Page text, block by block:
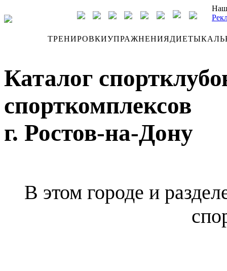
ТРЕНИРОВКИУПРАЖНЕНИЯДИЕТЫ
Каталог
спорткомплексов
г. Ростов-на-Дону
В этом городе и